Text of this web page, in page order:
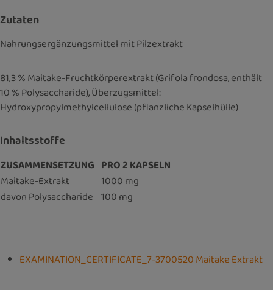
Zutaten
Nahrungsergänzungsmittel mit Pilzextrakt
81,3 % Maitake-Fruchtkörperextrakt (Grifola frondosa, enthält
10 % Polysaccharide), Überzugsmittel:
Hydroxypropylmethylcellulose (pflanzliche Kapselhülle)
Inhaltsstoffe
ZUSAMMENSETZUNG PRO 2 KAPSELN
Maitake-Extrakt
1000 mg
davon Polysaccharide 100 mg
EXAMINATION_CERTIFICATE_7-3700520 Maitake Extrakt